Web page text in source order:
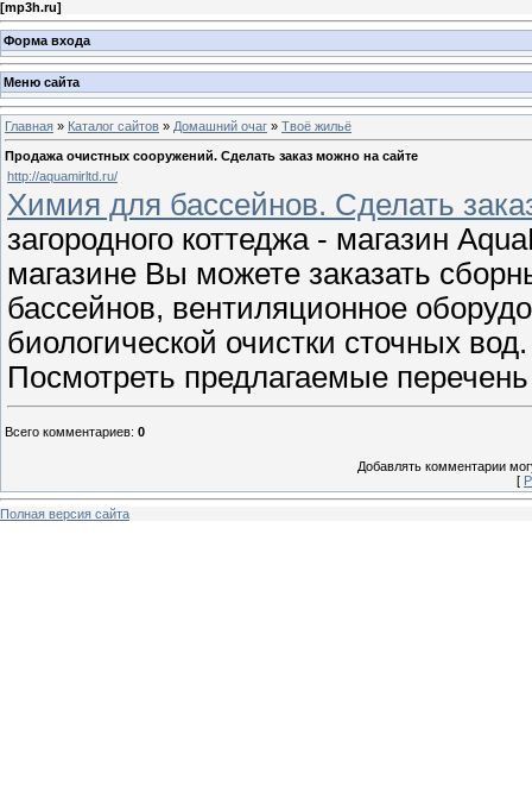
[mp3h.ru]
Форма входа
Меню сайта
Главная » Каталог сайтов » Домашний очаг » Твоё жильё
Продажа очистных сооружений. Сделать заказ можно на сайте
http://aquamirltd.ru/
Химия для бассейнов. Сделать
загородного коттеджа - магазин
магазине Вы можете заказать
бассейнов, вентиляционное
биологической очистки сточных
Посмотреть предлагаемые
Всего комментариев: 0
Добавлять комментарии
[
Полная версия сайта